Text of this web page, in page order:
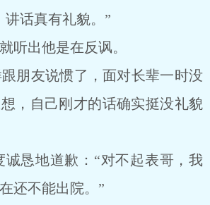
讲话真有礼貌。”
出他是在反讽。
友说惯了，面对长辈一时没
，自己刚才的话确实挺没礼貌
地道歉：“对不起表哥，我
还不能出院。”